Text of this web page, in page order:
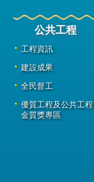
公共工程
工程資訊
建設成果
全民督工
優質工程及公共工程
金質獎專區